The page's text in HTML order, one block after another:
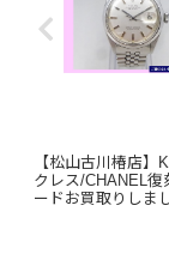
【松山古川椿店】
クレス/CHANEL復
ードお買取りしま